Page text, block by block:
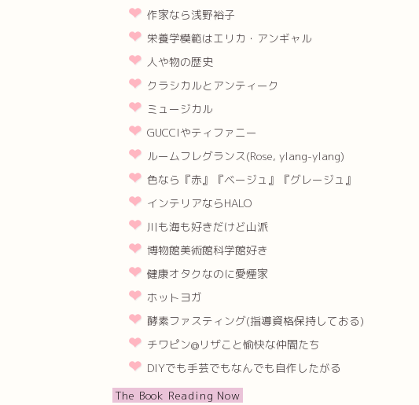
作家なら浅野裕子
栄養学模範はエリカ・アンギャル
人や物の歴史
クラシカルとアンティーク
ミュージカル
GUCCIやティファニー
ルームフレグランス(Rose, ylang-ylang)
色なら『赤』『ベージュ』『グレージュ』
インテリアならHALO
川も海も好きだけど山派
博物館美術館科学館好き
健康オタクなのに愛煙家
ホットヨガ
酵素ファスティング(指導資格保持しておる)
チワピン@リザこと愉快な仲間たち
DIYでも手芸でもなんでも自作したがる
The Book Reading Now